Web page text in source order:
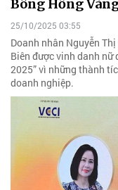
Bông Hồng
25/10/2025 03:55
Doanh nhân Nguyễn
Biên được vinh danh nữ
2025” vì những thành
doanh nghiệp.